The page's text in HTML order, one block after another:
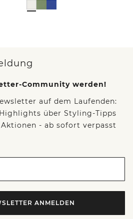
Community werden!
auf dem Laufenden:
über Styling-Tipps
- ab sofort verpasst
ANMELDEN